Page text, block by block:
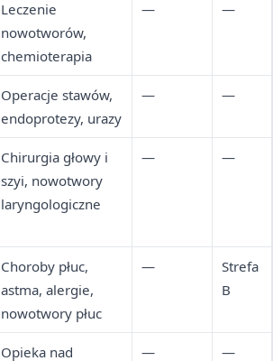
Leczenie
nowotworów,
chemioterapia
— —
Operacje stawów,
endoprotezy, urazy
— —
Chirurgia głowy i
szyi, nowotwory
laryngologiczne
— —
Choroby płuc,
astma, alergie,
nowotwory płuc
—
Strefa
B
Opieka nad
— —